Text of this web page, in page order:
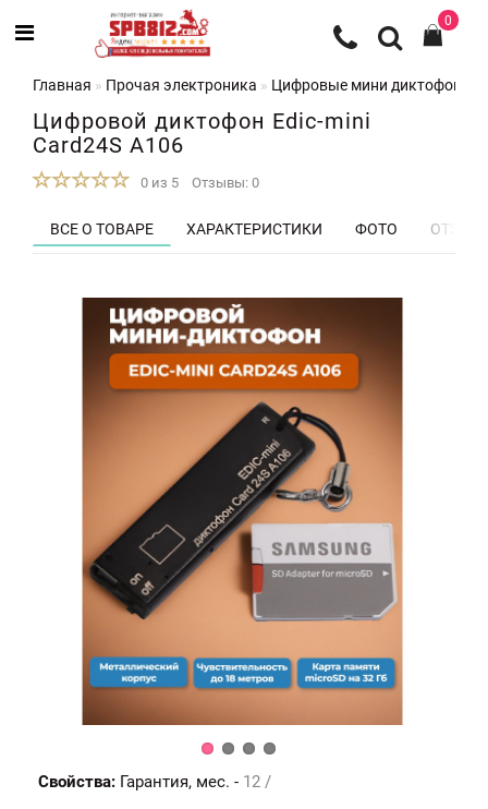
0
Главная Прочая электроника Цифровые мини диктофоны
Цифровой диктофон Edic-mini
Card24S A106
0 из 5 Отзывы: 0
ВСЕ О ТОВАРЕ ХАРАКТЕРИСТИКИ ФОТО
Свойства: Гарантия, мес. - 12 /